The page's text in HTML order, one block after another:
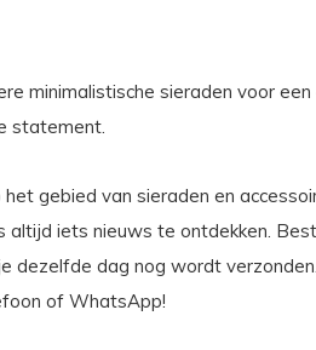
minimalistische sieraden voor
statement.
gebied van sieraden en
altijd iets nieuws te ontdekken.
dezelfde dag nog wordt
of WhatsApp!